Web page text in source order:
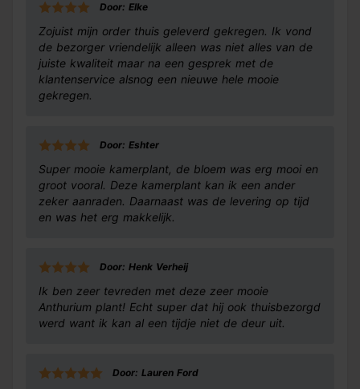
Door: Elke
Zojuist mijn order thuis geleverd gekregen. Ik vond
de bezorger vriendelijk alleen was niet alles van de
juiste kwaliteit maar na een gesprek met de
klantenservice alsnog een nieuwe hele mooie
gekregen.
Door: Eshter
Super mooie kamerplant, de bloem was erg mooi en
groot vooral. Deze kamerplant kan ik een ander
zeker aanraden. Daarnaast was de levering op tijd
en was het erg makkelijk.
Door: Henk Verheij
Ik ben zeer tevreden met deze zeer mooie
Anthurium plant! Echt super dat hij ook thuisbezorgd
werd want ik kan al een tijdje niet de deur uit.
Door: Lauren Ford